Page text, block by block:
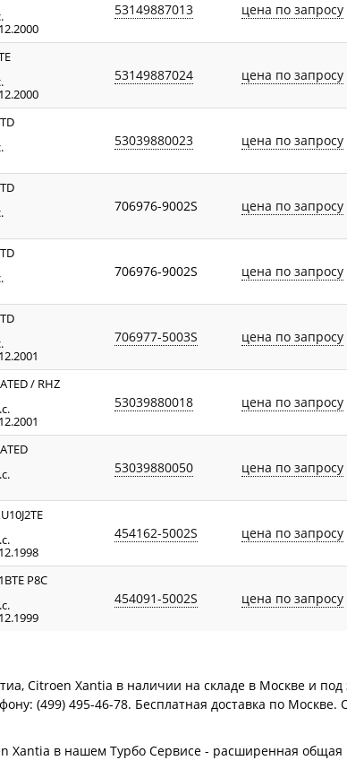
53149887013 цена по запросу
53149887024 цена по запросу
53039880023 цена по запросу
706976-9002S цена по запросу
706976-9002S цена по запросу
706977-5003S цена по запросу
/ RHZ
53039880018 цена по запросу
53039880050 цена по запросу
454162-5002S цена по запросу
P8C
454091-5002S цена по запросу
Citroen Xantia в наличии на складе в Москве и под
(499) 495-46-78. Бесплатная доставка по Москве.
Xantia в нашем Турбо Сервисе - расширенная общая